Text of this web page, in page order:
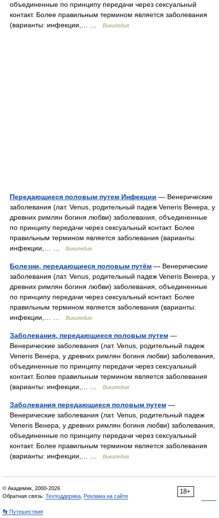
объединенные по принципу передачи через сексуальный
контакт. Более правильным термином является заболевания
(варианты: инфекции,… …
Википедия
Передающиеся половым путем Инфекции — Венерические
заболевания (лат. Venus, родительный падеж Veneris Венера, у
древних римлян богиня любви) заболевания, объединенные
по принципу передачи через сексуальный контакт. Более
правильным термином является заболевания (варианты:
инфекции,… …
Википедия
Болезни, передающиеся половым путём — Венерические
заболевания (лат. Venus, родительный падеж Veneris Венера, у
древних римлян богиня любви) заболевания, объединенные
по принципу передачи через сексуальный контакт. Более
правильным термином является заболевания (варианты:
инфекции,… …
Википедия
Заболевания, передающиеся половым путем —
Венерические заболевания (лат. Venus, родительный падеж
Veneris Венера, у древних римлян богиня любви) заболевания,
объединенные по принципу передачи через сексуальный
контакт. Более правильным термином является заболевания
(варианты: инфекции,… …
Википедия
Заболевания передающиеся половым путем —
Венерические заболевания (лат. Venus, родительный падеж
Veneris Венера, у древних римлян богиня любви) заболевания,
объединенные по принципу передачи через сексуальный
контакт. Более правильным термином является заболевания
(варианты: инфекции,… …
Википедия
18+
© Академик, 2000-2026
Обратная связь: Техподдержка Реклама на сайте
👣 Путешествия